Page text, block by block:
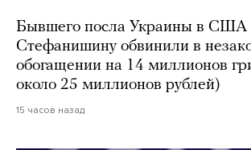
Бывшего посла Украины в США
Стефанишину обвинили в
обогащении на 14 миллионов
около 25 миллионов рублей)
15 часов назад